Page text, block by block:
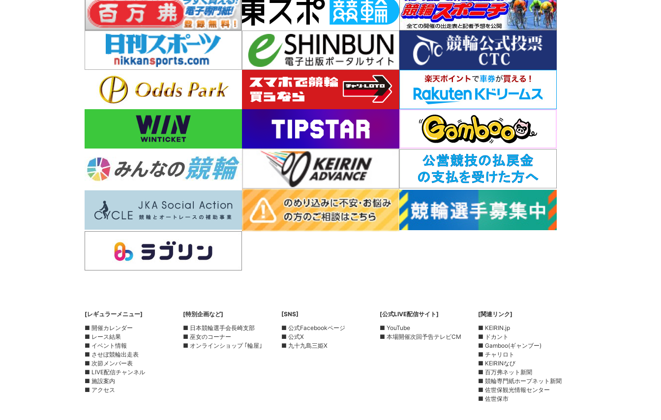
[レギュラーメニュー]
■ 開催カレンダー
■ レース結果
■ イベント情報
■ させぼ競輪出走表
■ 次節メンバー表
■ LIVE配信チャンネル
■ 施設案内
■ アクセス
[特別企画など]
■ 日本競輪選手会長崎支部
■ 巫女のコーナー
■ オンラインショップ ｢輪屋｣
[SNS]
■ 公式Facebookページ
■ 公式X
■ 九十九島三姫X
[公式LIVE配信サイト]
■ YouTube
■ 本場開催次回予告テレビCM
[関連リンク]
■ KEIRIN.jp
■ ドカント
■ Gamboo(ギャンブー)
■ チャリロト
■ KEIRINなび
■ 百万弗ネット新聞
■ 競輪専門紙ホープネット新聞
■ 佐世保観光情報センター
■ 佐世保市